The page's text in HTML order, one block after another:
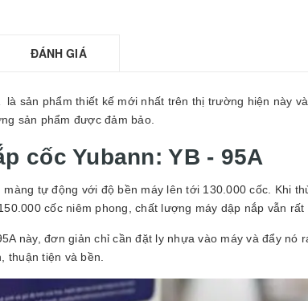
ĐÁNH GIÁ
là sản phẩm thiết kế mới nhất trên thị trường hiện này
sản phẩm được đảm bảo.
cốc Yubann: YB - 95A
tự động với độ bền máy lên tới 130.000 cốc. Khi
cốc niêm phong, chất lượng máy dập nắp vẫn rất
này, đơn giản chỉ cần đặt ly nhựa vào máy và đẩy nó
thuận tiện và bền.